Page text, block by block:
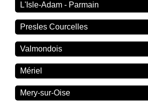
L'Isle-Adam - Parmain
Presles Courcelles
Valmondois
Mériel
Mery-sur-Oise